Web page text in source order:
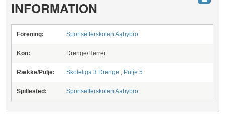
INFORMATION
Forening: Sportsefterskolen Aabybro
Køn: Drenge/Herrer
Række/Pulje: Skoleliga 3 Drenge , Pulje 5
Spillested: Sportsefterskolen Aabybro